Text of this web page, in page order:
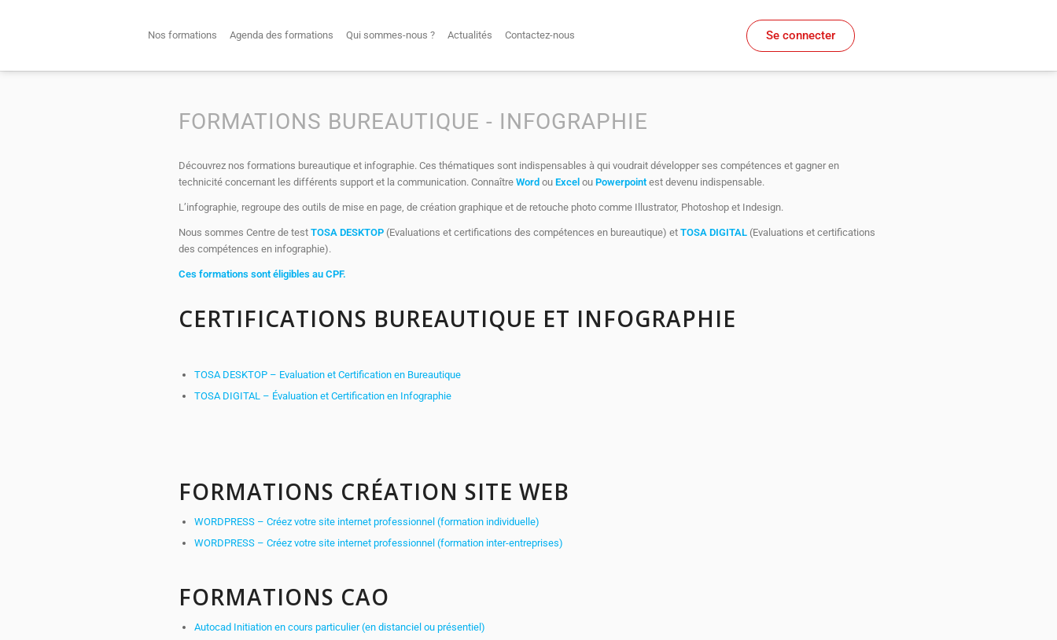
Nos formations Agenda des formations Qui sommes-nous ? Actualités Contactez-nous Se connecter
FORMATIONS BUREAUTIQUE - INFOGRAPHIE
Découvrez nos formations bureautique et infographie. Ces thématiques sont indispensables à qui voudrait développer ses compétences et gagner en
technicité concernant les différents support et la communication. Connaître Word ou Excel ou Powerpoint est devenu indispensable.
L’infographie, regroupe des outils de mise en page, de création graphique et de retouche photo comme Illustrator, Photoshop et Indesign.
Nous sommes Centre de test TOSA DESKTOP (Evaluations et certifications des compétences en bureautique) et TOSA DIGITAL (Evaluations et certifications
des compétences en infographie).
Ces formations sont éligibles au CPF.
CERTIFICATIONS BUREAUTIQUE ET INFOGRAPHIE
TOSA DESKTOP – Evaluation et Certification en Bureautique
TOSA DIGITAL – Évaluation et Certification en Infographie
FORMATIONS CRÉATION SITE WEB
WORDPRESS – Créez votre site internet professionnel (formation individuelle)
WORDPRESS – Créez votre site internet professionnel (formation inter-entreprises)
FORMATIONS CAO
Autocad Initiation en cours particulier (en distanciel ou présentiel)